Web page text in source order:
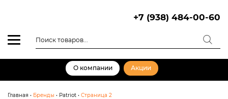
+7 (938) 484-00-60
товаров
О компании Акции
Главная • Бренды • Patriot • Страница 2